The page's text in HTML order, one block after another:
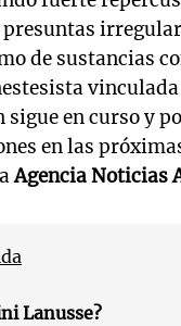
de sustancias
sigue en curso y
en las
Agencia Noticias
Lanusse?